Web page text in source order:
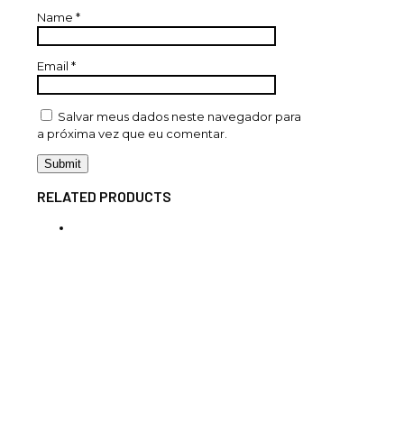
Name *
Email *
Salvar meus dados neste navegador para
a próxima vez que eu comentar.
RELATED PRODUCTS